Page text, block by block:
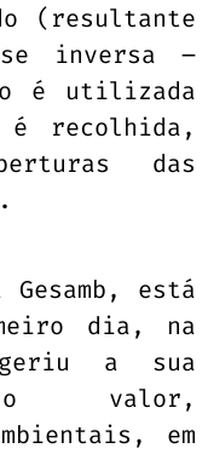
(resultante
inversa –
é utilizada
é recolhida,
das
está
dia, na
geriu a sua
valor,
em